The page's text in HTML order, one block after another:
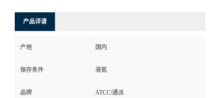
产品详请
产地 国内
保存条件 液氮
品牌 ATCC/通派